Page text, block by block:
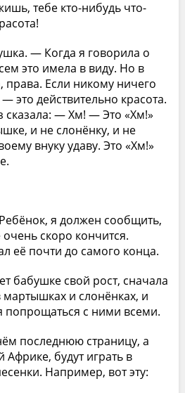
тебе кто-нибудь что-
— Когда я говорила о
это имела в виду. Но в
Если никому ничего
это действительно красота.
— Хм! — Это «Хм!»
и не слонёнку, и не
внуку удаву. Это «Хм!»
я должен сообщить,
скоро кончится.
её почти до самого конца.
бабушке свой рост, сначала
мартышках и слонёнках, и
попрощаться с ними всеми.
последнюю страницу, а
Африке, будут играть в
Например, вот эту: